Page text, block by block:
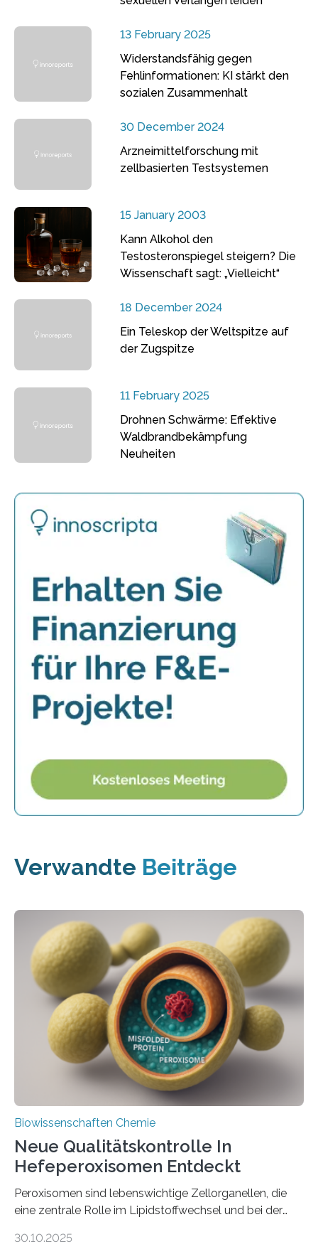
13 February 2025
Widerstandsfähig gegen
Fehlinformationen: KI stärkt den
sozialen Zusammenhalt
30 December 2024
Arzneimittelforschung mit
zellbasierten Testsystemen
15 January 2003
Kann Alkohol den
Testosteronspiegel steigern? Die
Wissenschaft sagt: „Vielleicht“
18 December 2024
Ein Teleskop der Weltspitze auf
der Zugspitze
11 February 2025
Drohnen Schwärme: Effektive
Waldbrandbekämpfung
Neuheiten
Verwandte Beiträge
Biowissenschaften Chemie
Neue Qualitätskontrolle In
Hefeperoxisomen Entdeckt
Peroxisomen sind lebenswichtige Zellorganellen, die
eine zentrale Rolle im Lipidstoffwechsel und bei der
erfüllen können, müssen zahlreiche Enzyme präzise in
30.10.2025